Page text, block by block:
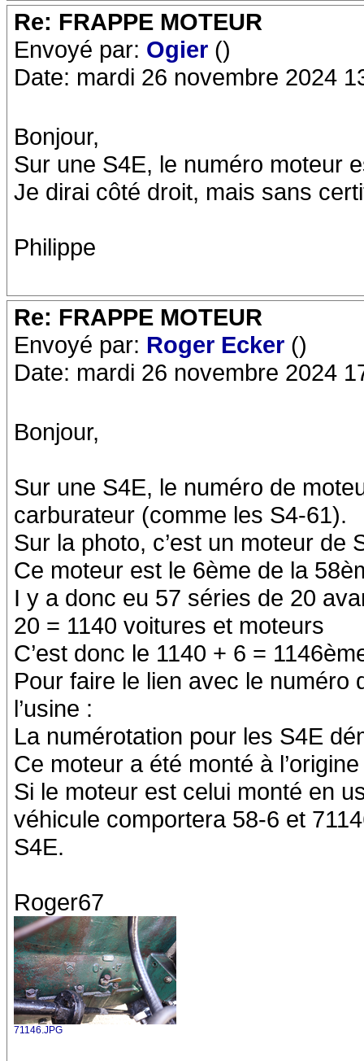
Re: FRAPPE MOTEUR
Envoyé par: Ogier ()
Date: mardi 26 novembre 2024
Bonjour,
Sur une S4E, le numéro moteur
Je dirai côté droit, mais sans
Philippe
Re: FRAPPE MOTEUR
Envoyé par: Roger Ecker ()
Date: mardi 26 novembre 2024
Bonjour,
Sur une S4E, le numéro de
carburateur (comme les S4-61).
Sur la photo, c’est un moteur de
Ce moteur est le 6ème de la
I y a donc eu 57 séries de 20
20 = 1140 voitures et moteurs
C’est donc le 1140 + 6 =
Pour faire le lien avec le
l’usine :
La numérotation pour les S4E
Ce moteur a été monté à
Si le moteur est celui monté en
véhicule comportera 58-6 et
S4E.
Roger67
71146.JPG